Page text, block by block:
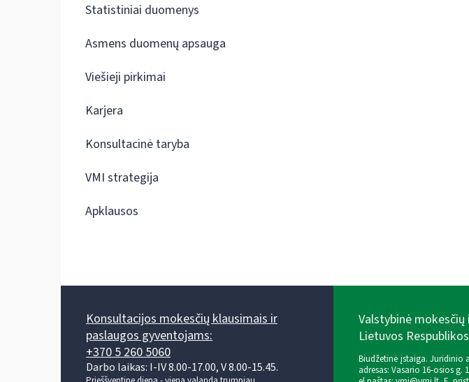
Statistiniai duomenys
Asmens duomenų apsauga
Viešieji pirkimai
Karjera
Konsultacinė taryba
VMI strategija
Apklausos
Konsultacijos mokesčių klausimais ir
paslaugos gyventojams:
+370 5 260 5060
Darbo laikas: I-IV 8.00-17.00, V 8.00-15.45.
Valstybinė mokesčių
Lietuvos
Biudžetinė įstaiga. Juridinio
adresas: Vasario 16-osios g.